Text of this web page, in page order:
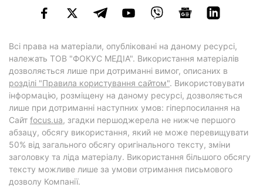
Всі права на матеріали, опубліковані на даному ресурсі,
належать ТОВ "ФОКУС МЕДІА". Використання матеріалів
дозволяється лише при дотриманні вимог, описаних в
розділі "Правила користування сайтом". Використовувати
інформацію, розміщену на даному ресурсі, дозволяється
лише при дотриманні наступних умов: гіперпосилання на
Cайт focus.ua, згадки першоджерела не нижче першого
абзацу, обсягу використання, який не може перевищувати
50% від загального обсягу оригінального тексту, зміни
заголовку та ліда матеріалу. Використання більшого обсягу
тексту можливе лише за умови отримання письмового
дозволу Компанії.